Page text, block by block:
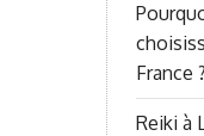
France ?
Reiki à